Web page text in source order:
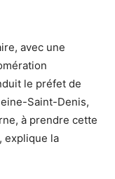
avec une
le préfet de
Saint-Denis,
à prendre cette
explique la